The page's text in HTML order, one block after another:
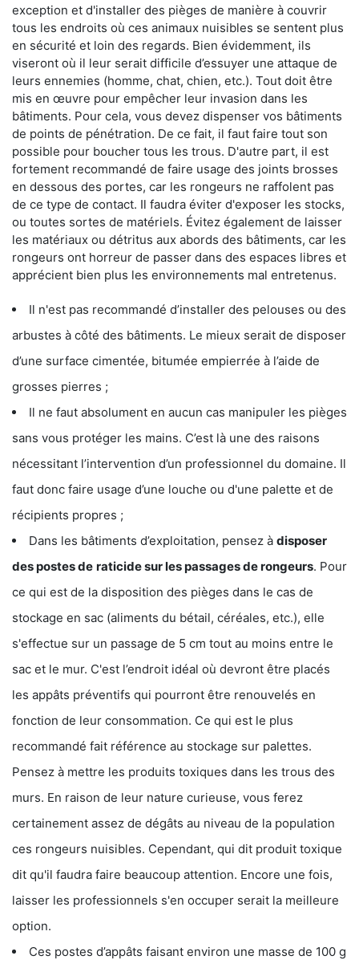
exception et d'installer des pièges de manière à couvrir
tous les endroits où ces animaux nuisibles se sentent plus
en sécurité et loin des regards. Bien évidemment, ils
viseront où il leur serait difficile d’essuyer une attaque de
leurs ennemies (homme, chat, chien, etc.). Tout doit être
mis en œuvre pour empêcher leur invasion dans les
bâtiments. Pour cela, vous devez dispenser vos bâtiments
de points de pénétration. De ce fait, il faut faire tout son
possible pour boucher tous les trous. D'autre part, il est
fortement recommandé de faire usage des joints brosses
en dessous des portes, car les rongeurs ne raffolent pas
de ce type de contact. Il faudra éviter d'exposer les stocks,
ou toutes sortes de matériels. Évitez également de laisser
les matériaux ou détritus aux abords des bâtiments, car les
rongeurs ont horreur de passer dans des espaces libres et
apprécient bien plus les environnements mal entretenus.
Il n'est pas recommandé d’installer des pelouses ou des
arbustes à côté des bâtiments. Le mieux serait de disposer
d’une surface cimentée, bitumée empierrée à l’aide de
grosses pierres ;
Il ne faut absolument en aucun cas manipuler les pièges
sans vous protéger les mains. C’est là une des raisons
nécessitant l’intervention d’un professionnel du domaine. Il
faut donc faire usage d’une louche ou d'une palette et de
récipients propres ;
Dans les bâtiments d’exploitation, pensez à disposer
des postes de raticide sur les passages de rongeurs. Pour
ce qui est de la disposition des pièges dans le cas de
stockage en sac (aliments du bétail, céréales, etc.), elle
s'effectue sur un passage de 5 cm tout au moins entre le
sac et le mur. C'est l’endroit idéal où devront être placés
les appâts préventifs qui pourront être renouvelés en
fonction de leur consommation. Ce qui est le plus
recommandé fait référence au stockage sur palettes.
Pensez à mettre les produits toxiques dans les trous des
murs. En raison de leur nature curieuse, vous ferez
certainement assez de dégâts au niveau de la population
ces rongeurs nuisibles. Cependant, qui dit produit toxique
dit qu'il faudra faire beaucoup attention. Encore une fois,
laisser les professionnels s'en occuper serait la meilleure
option.
Ces postes d’appâts faisant environ une masse de 100 g